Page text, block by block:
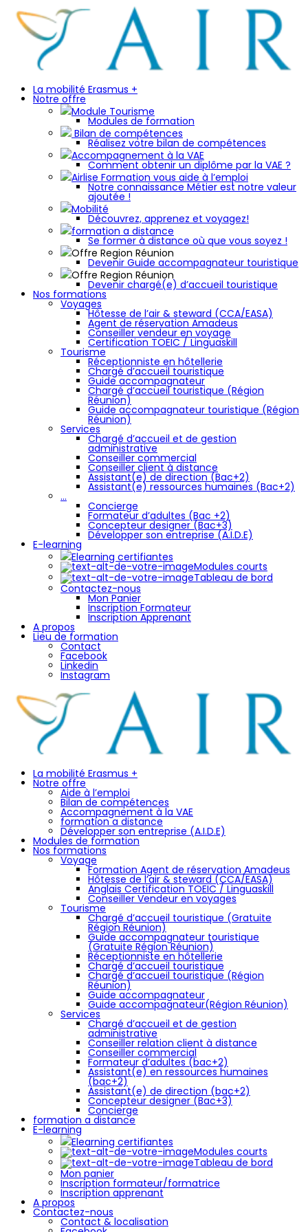
La mobilité Erasmus +
Notre offre
Module Tourisme
Modules de formation
Bilan de compétences
Réalisez votre bilan de compétences
Accompagnement à la VAE
Comment obtenir un diplôme par la VAE ?
Airlise Formation vous aide à l’emploi
Notre connaissance Métier est notre valeur
ajoutée !
Mobilité
Découvrez, apprenez et voyagez!
formation a distance
Se former à distance où que vous soyez !
Offre Region Réunion
Devenir Guide accompagnateur touristique
Offre Region Réunion
Devenir chargé(e) d’accueil touristique
Nos formations
Voyages
Hôtesse de l’air & steward (CCA/EASA)
Agent de réservation Amadeus
Conseiller vendeur en voyage
Certification TOEIC / Linguaskill
Tourisme
Réceptionniste en hôtellerie
Chargé d’accueil touristique
Guide accompagnateur
Chargé d’accueil touristique (Région
Réunion)
Guide accompagnateur touristique (Région
Réunion)
Services
Chargé d’accueil et de gestion
administrative
Conseiller commercial
Conseiller client à distance
Assistant(e) de direction (Bac+2)
Assistant(e) ressources humaines (Bac+2)
…
Concierge
Formateur d’adultes (Bac +2)
Concepteur designer (Bac+3)
Développer son entreprise (A.I.D.E)
E-learning
Elearning certifiantes
Modules courts
Tableau de bord
Contactez-nous
Mon Panier
Inscription Formateur
Inscription Apprenant
A propos
Lieu de formation
Contact
Facebook
Linkedin
Instagram
La mobilité Erasmus +
Notre offre
Aide à l’emploi
Bilan de compétences
Accompagnement à la VAE
formation a distance
Développer son entreprise (A.I.D.E)
Modules de formation
Nos formations
Voyage
Formation Agent de réservation Amadeus
Hôtesse de l’air & steward (CCA/EASA)
Anglais Certification TOEIC / Linguaskill
Conseiller Vendeur en voyages
Tourisme
Chargé d’accueil touristique (Gratuite
Région Réunion)
Guide accompagnateur touristique
(Gratuite Région Réunion)
Réceptionniste en hôtellerie
Chargé d’accueil touristique
Chargé d’accueil touristique (Région
Réunion)
Guide accompagnateur
Guide accompagnateur(Région Réunion)
Services
Chargé d’accueil et de gestion
administrative
Conseiller relation client à distance
Conseiller commercial
Formateur d’adultes (bac+2)
Assistant(e) en ressources humaines
(bac+2)
Assistant(e) de direction (bac+2)
Concepteur designer (Bac+3)
Concierge
formation a distance
E-learning
Elearning certifiantes
Modules courts
Tableau de bord
Mon panier
Inscription formateur/formatrice
Inscription apprenant
A propos
Contactez-nous
Contact & localisation